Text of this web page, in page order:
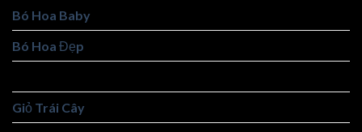
Bó Hoa Baby
Bó Hoa Đẹp
Giỏ Trái Cây